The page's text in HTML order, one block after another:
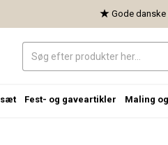
Gode
Fest- og gaveartikler Maling